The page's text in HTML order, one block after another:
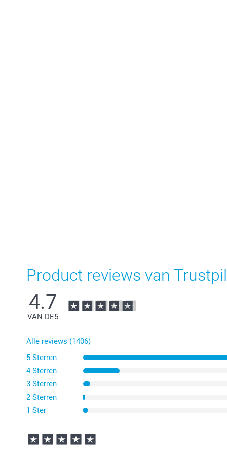
Product reviews van
4.7
VAN DE5
Alle reviews (1406)
5 Sterren
4 Sterren
3 Sterren
2 Sterren
1 Ster